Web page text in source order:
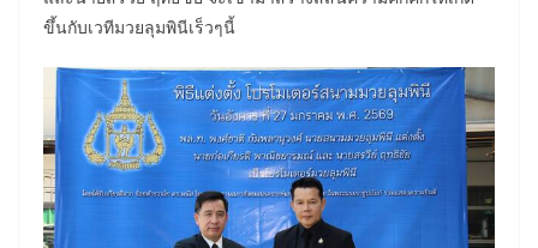
ขึ้นกับเวทีมวยลุมพินีเร็วๆนี้